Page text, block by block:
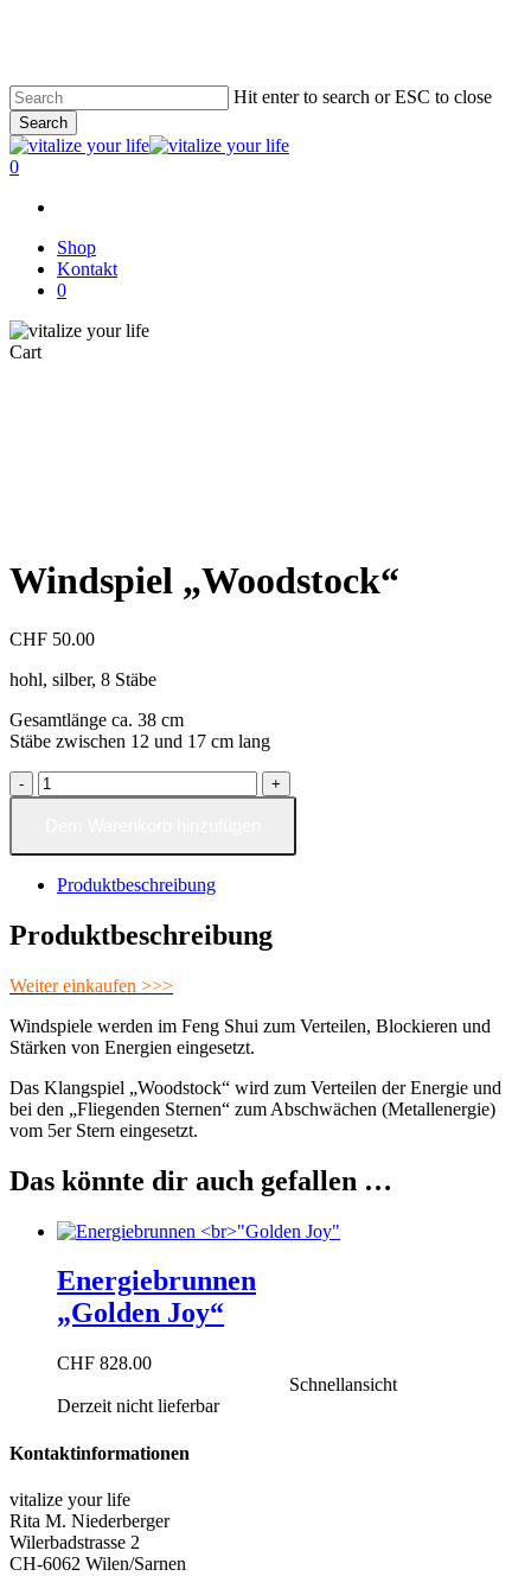
content
Hit enter to search or ESC to close
Search
Close
Search
0
Shop
Kontakt
0
CartClose
Windspiel „Woodstock“
CHF 50.00
hohl, silber, 8 Stäbe
Gesamtlänge ca. 38 cm
Stäbe zwischen 12 und 17 cm lang
Windspiel
"Woodstock"
Produktbeschreibung
Produktbeschreibung
Weiter einkaufen >>>
Windspiele werden im Feng Shui zum Verteilen, Blockieren und
Stärken von Energien eingesetzt.
Das Klangspiel „Woodstock“ wird zum Verteilen der Energie und
bei den „Fliegenden Sternen“ zum Abschwächen (Metallenergie)
vom 5er Stern eingesetzt.
Das könnte dir auch gefallen …
Energiebrunnen
„Golden Joy“
CHF 828.00
Schnellansicht
Derzeit nicht lieferbar
Kontaktinformationen
vitalize your life
Rita M. Niederberger
Wilerbadstrasse 2
CH-6062 Wilen/Sarnen